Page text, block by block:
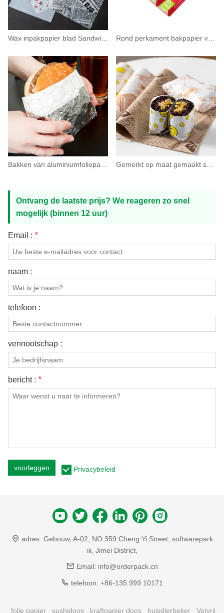
Ontvang de laatste prijs? We reageren zo snel
mogelijk (binnen 12 uur)
Email : *
naam :
telefoon :
vennootschap :
bericht : *
voorleggen Privacybeleid
adres: Gebouw, A-02, NO.359 Cheng Yi Street, softwarepark
iii, Jimei District,
Email: info@orderpack.cn
telefoon: +86-135 999 10171
folie papier sushidoos kraftpapier doos huisdierbeker Vetvrij